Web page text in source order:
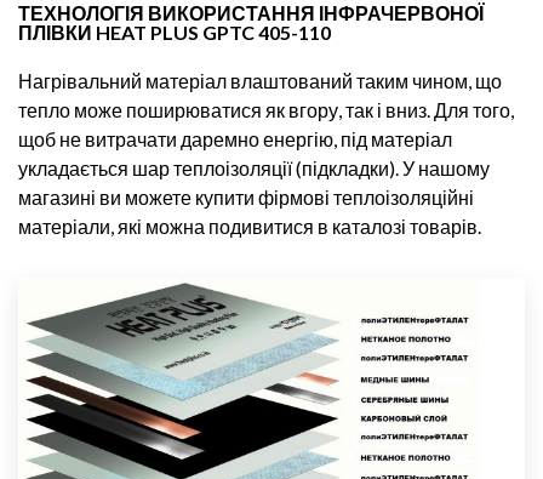
ТЕХНОЛОГІЯ ВИКОРИСТАННЯ ІНФРАЧЕРВОНОЇ
ПЛІВКИ HEAT PLUS GPTC 405-110
Нагрівальний матеріал влаштований таким чином, що
тепло може поширюватися як вгору, так і вниз. Для того,
щоб не витрачати даремно енергію, під матеріал
укладається шар теплоізоляції (підкладки). У нашому
магазині ви можете купити фірмові теплоізоляційні
матеріали, які можна подивитися в каталозі товарів.